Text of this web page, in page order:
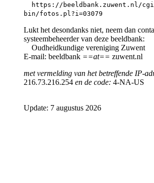
https://beeldbank.zuwent.nl/
bin/fotos.pl?i=03079
Lukt het desondanks niet, neem dan
systeembeheerder van deze beeldbank:
Oudheidkundige vereniging Zuwent
E-mail: beeldbank ==at== zuwent.nl
met vermelding van het betreffende IP-
216.73.216.254 en de code: 4-NA-US
Update: 7 augustus 2026